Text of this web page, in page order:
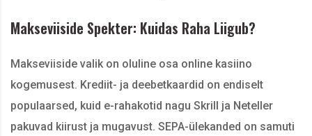
Makseviiside Spekter: Kuidas Raha Liigub?
Makseviiside valik on oluline osa online kasiino
kogemusest. Krediit- ja deebetkaardid on endiselt
populaarsed, kuid e-rahakotid nagu Skrill ja Neteller
pakuvad kiirust ja mugavust. SEPA-ülekanded on samuti